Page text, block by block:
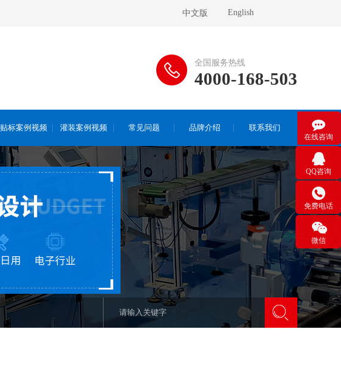
中文版 English
全国服务热线
4000-168-503
贴标案例视频 灌装案例视频 常见问题 品牌介绍 联系我们 
在线咨询

QQ咨询

免费电话

微信